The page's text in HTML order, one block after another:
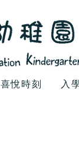
喜悅時刻 入